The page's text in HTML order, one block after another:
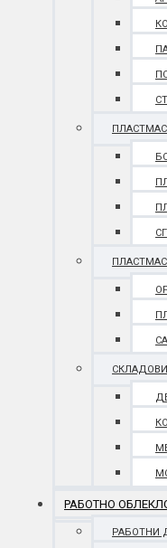
РАБОТНО
РАБОТНИ